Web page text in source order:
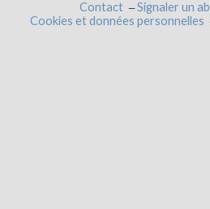
Contact
Signaler un
Cookies et données personnelles